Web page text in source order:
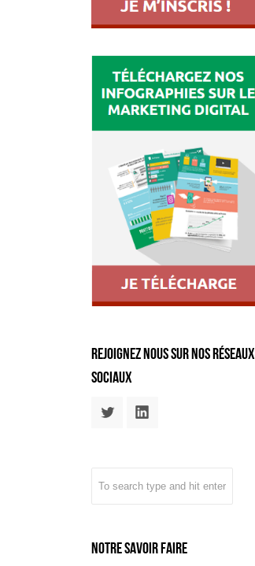
rejoignez nous sur nos réseaux
sociaux
Notre savoir faire